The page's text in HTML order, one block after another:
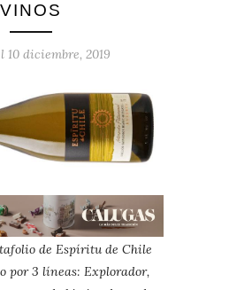
VINOS
10 diciembre, 2019
de Espíritu de Chile
por 3 líneas: Explorador,